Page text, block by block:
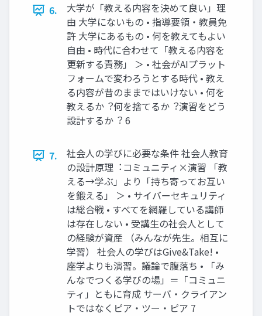
6.
⼤学が「教える内容を決めて良い」理
由 ⼤学にないもの • 指導要領・教員免
許 ⼤学にあるもの • 何を教えてもよい
⾃由 • 時代に合わせて「教える内容を
更新する責務」 ＞ • 社会がAIプラット
フォームで変わろうとする時代 • 教え
る内容が昔のままではいけない • 何を
教えるか︖何を捨てるか︖演習をどう
設計するか︖ 6
7.
社会⼈の学びに必要な条件 社会⼈教育
の設計原理︓コミュニティ×演習 「教
える→学ぶ」より「持ち寄ってお互い
を鍛える」 ＞ • サイバーセキュリティ
は総合戦 • すべてを網羅している講師
は存在しない • 受講⽣の社会⼈として
の経験が資産 （みんなが先⽣。相互に
学習） 社会⼈の学びはGive&Take! •
座学よりも演習。議論で腹落ち • 「み
んなでつくる学びの場」＝「コミュニ
ティ」ともに育成 サーバ・クライアン
トではなくピア・ツー・ピア 7